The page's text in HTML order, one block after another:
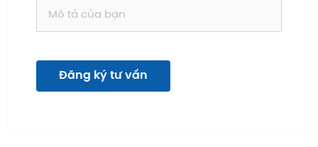
Đăng ký tư vấn